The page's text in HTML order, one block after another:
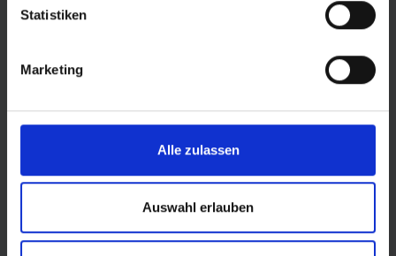
Statistiken
Marketing
Alle zulassen
Auswahl erlauben